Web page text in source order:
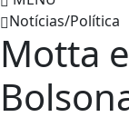
Notícias/Política
Motta